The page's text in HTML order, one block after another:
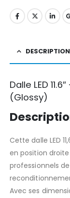
DESCRIPTION
Dalle LED
(Glossy)
Cette dalle LED
en position
professionnels
Avec ses